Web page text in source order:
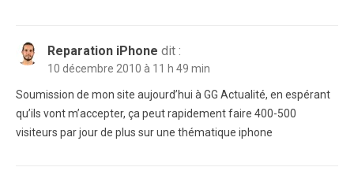
Reparation iPhone dit :
10 décembre 2010 à 11 h 49 min
Soumission de mon site aujourd’hui à GG Actualité, en espérant
qu’ils vont m’accepter, ça peut rapidement faire 400-500
visiteurs par jour de plus sur une thématique iphone